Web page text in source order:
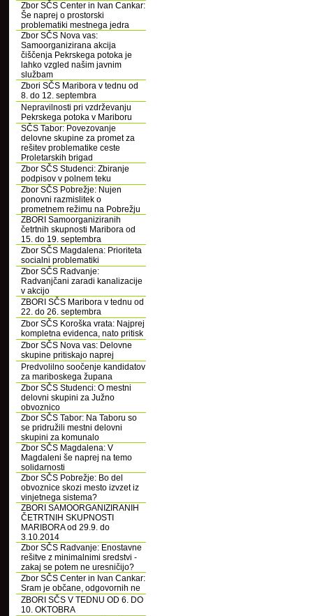
Zbor SČS Center in Ivan Cankar:
Še naprej o prostorski
problematiki mestnega jedra
Zbor SČS Nova vas:
Samoorganizirana akcija
čiščenja Pekrskega potoka je
lahko vzgled našim javnim
službam
Zbori SČS Maribora v tednu od
8. do 12. septembra
Nepravilnosti pri vzdrževanju
Pekrskega potoka v Mariboru
SČS Tabor: Povezovanje
delovne skupine za promet za
rešitev problematike ceste
Proletarskih brigad
Zbor SČS Studenci: Zbiranje
podpisov v polnem teku
Zbor SČS Pobrežje: Nujen
ponovni razmislitek o
prometnem režimu na Pobrežju
ZBORI Samoorganiziranih
četrtnih skupnosti Maribora od
15. do 19. septembra
Zbor SČS Magdalena: Prioriteta
socialni problematiki
Zbor SČS Radvanje:
Radvanjčani zaradi kanalizacije
v akcijo
ZBORI SČS Maribora v tednu od
22. do 26. septembra
Zbor SČS Koroška vrata: Najprej
kompletna evidenca, nato pritisk
Zbor SČS Nova vas: Delovne
skupine pritiskajo naprej
Predvolilno soočenje kandidatov
za mariboskega župana
Zbor SČS Studenci: O mestni
delovni skupini za Južno
obvoznico
Zbor SČS Tabor: Na Taboru so
se pridružili mestni delovni
skupini za komunalo
Zbor SČS Magdalena: V
Magdaleni še naprej na temo
solidarnosti
Zbor SČS Pobrežje: Bo del
obvoznice skozi mesto izvzet iz
vinjetnega sistema?
ZBORI SAMOORGANIZIRANIH
ČETRTNIH SKUPNOSTI
MARIBORA od 29.9. do
3.10.2014
Zbor SČS Radvanje: Enostavne
rešitve z minimalnimi sredstvi -
zakaj se potem ne uresničijo?
Zbor SČS Center in Ivan Cankar:
Sram je občane, odgovornih ne
ZBORI SČS V TEDNU OD 6. DO
10. OKTOBRA